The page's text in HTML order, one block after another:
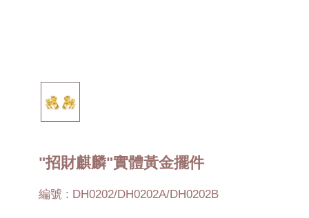
"招財麒麟"實體黃金擺件
編號 : DH0202/DH0202A/DH0202B